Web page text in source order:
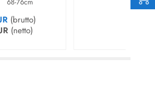
68-76cm
(brutto)
(netto)